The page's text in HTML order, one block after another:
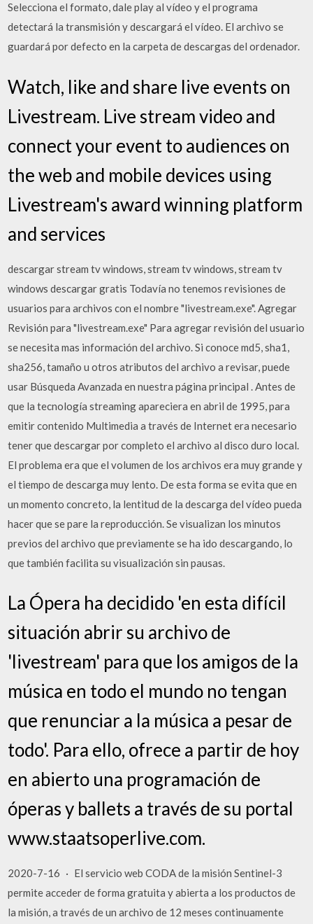
Selecciona el formato, dale play al vídeo y el programa
detectará la transmisión y descargará el vídeo. El archivo se
guardará por defecto en la carpeta de descargas del ordenador.
Watch, like and share live events on
Livestream. Live stream video and
connect your event to audiences on
the web and mobile devices using
Livestream's award winning platform
and services
descargar stream tv windows, stream tv windows, stream tv
windows descargar gratis Todavía no tenemos revisiones de
usuarios para archivos con el nombre "livestream.exe". Agregar
Revisión para "livestream.exe" Para agregar revisión del usuario
se necesita mas información del archivo. Si conoce md5, sha1,
sha256, tamaño u otros atributos del archivo a revisar, puede
usar Búsqueda Avanzada en nuestra página principal . Antes de
que la tecnología streaming apareciera en abril de 1995, para
emitir contenido Multimedia a través de Internet era necesario
tener que descargar por completo el archivo al disco duro local.
El problema era que el volumen de los archivos era muy grande y
el tiempo de descarga muy lento. De esta forma se evita que en
un momento concreto, la lentitud de la descarga del vídeo pueda
hacer que se pare la reproducción. Se visualizan los minutos
previos del archivo que previamente se ha ido descargando, lo
que también facilita su visualización sin pausas.
La Ópera ha decidido 'en esta difícil
situación abrir su archivo de
'livestream' para que los amigos de la
música en todo el mundo no tengan
que renunciar a la música a pesar de
todo'. Para ello, ofrece a partir de hoy
en abierto una programación de
óperas y ballets a través de su portal
www.staatsoperlive.com.
2020-7-16 · El servicio web CODA de la misión Sentinel-3
permite acceder de forma gratuita y abierta a los productos de
la misión, a través de un archivo de 12 meses continuamente